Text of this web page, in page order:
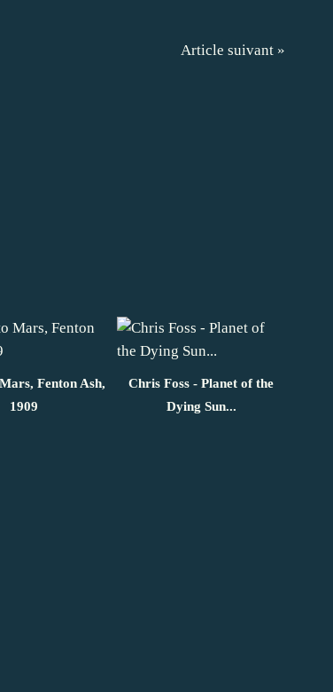
Article suivant »
Fenton Ash,
1909
Chris Foss - Planet of the
Dying Sun...